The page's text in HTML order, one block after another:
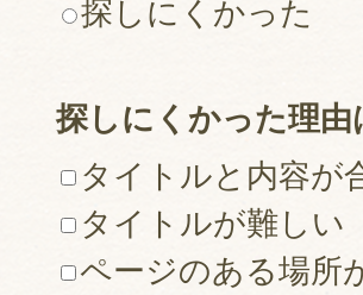
探しにくかった
探しにくかった理
タイトルと内容が
タイトルが難しい
ページのある場所